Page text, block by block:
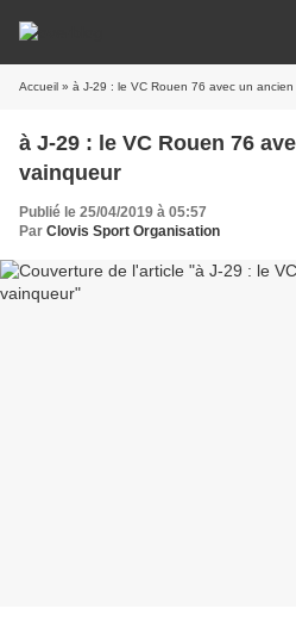
Accueil » à J-29 : le VC Rouen 76 avec un
à J-29 : le VC Rouen 76
vainqueur
Publié le 25/04/2019 à 05:57
Par Clovis Sport Organisation